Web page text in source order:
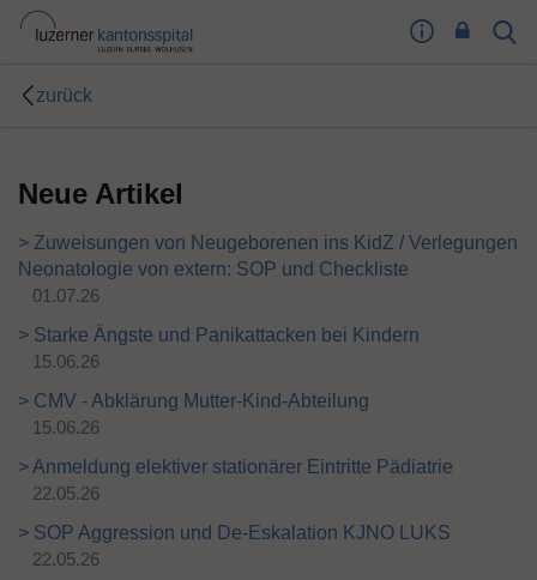
I
m
g
t
o
zurück
Neue Artikel
> Zuweisungen von Neugeborenen ins KidZ / Verlegungen
Neonatologie von extern: SOP und Checkliste
01.07.26
> Starke Ängste und Panikattacken bei Kindern
15.06.26
> CMV - Abklärung Mutter-Kind-Abteilung
15.06.26
> Anmeldung elektiver stationärer Eintritte Pädiatrie
22.05.26
> SOP Aggression und De-Eskalation KJNO LUKS
22.05.26